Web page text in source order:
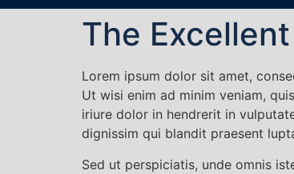
The
Lorem ipsum dolor sit amet,
Ut wisi enim ad minim veniam,
iriure dolor in hendrerit in
dignissim qui blandit praesent
Sed ut perspiciatis, unde omnis